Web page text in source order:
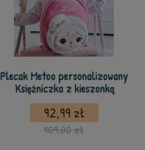
Plecak Metoo personalizowany
Księżniczka z kieszonką
92,99 zł
109,00 zł